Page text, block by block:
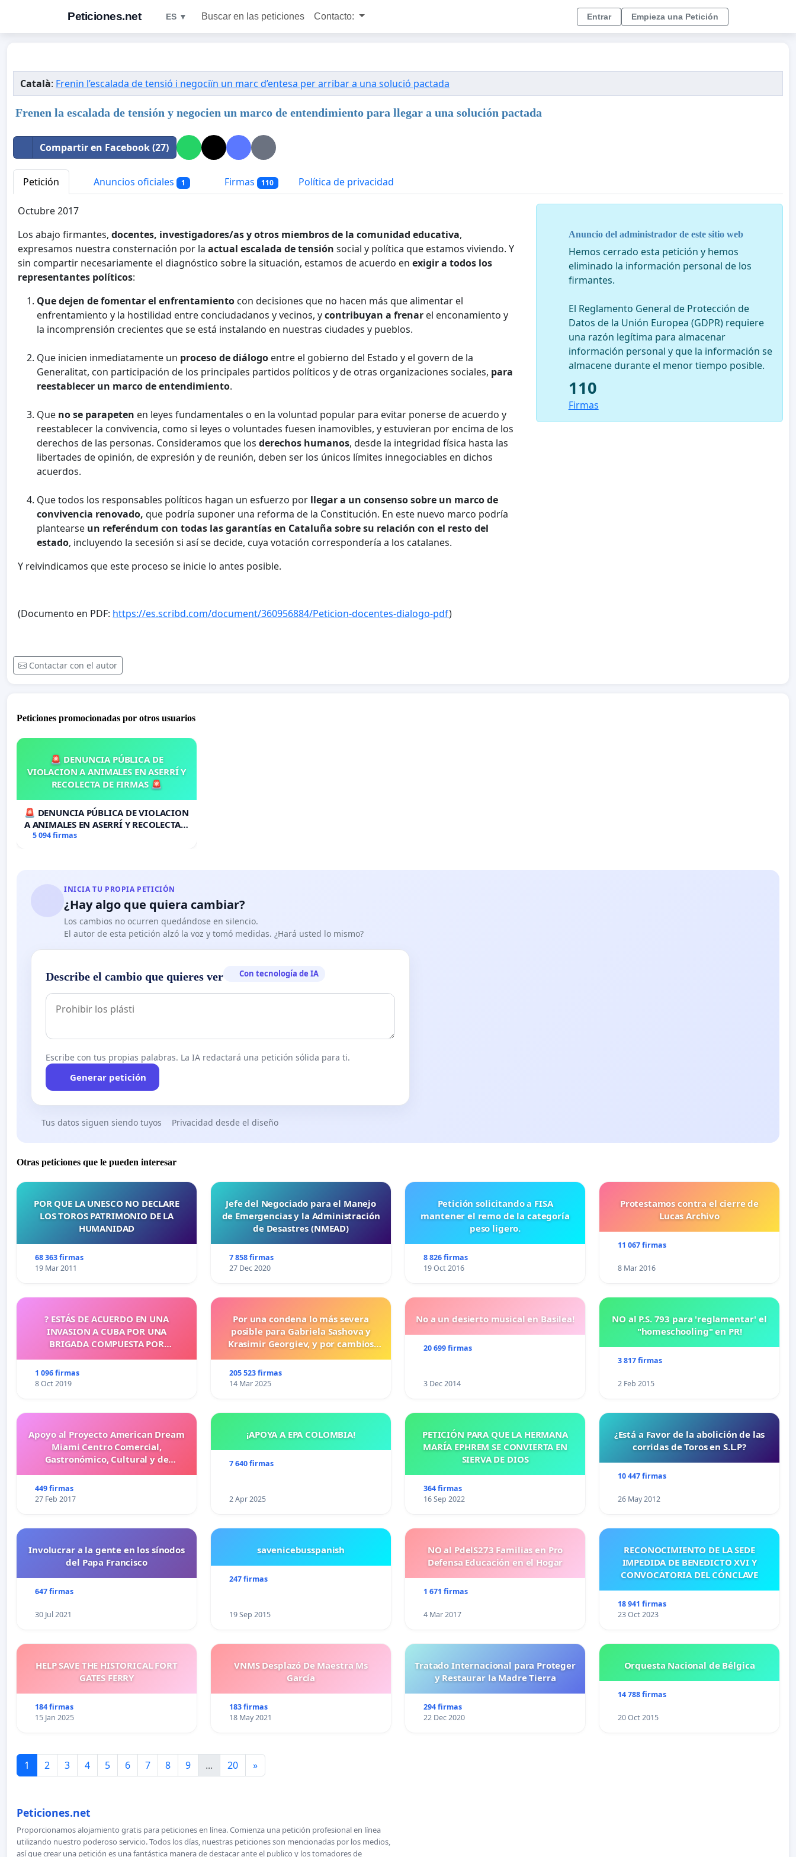
Peticiones.net ES ▼ Buscar en las peticiones Contacto: Entrar Empieza una Petición
Català: Frenin l’escalada de tensió i negociïn un marc d’entesa per arribar a una solució pactada
Frenen la escalada de tensión y negocien un marco de entendimiento para llegar a una solución pactada
Compartir en Facebook (27)
Petición Anuncios oficiales 1 Firmas 110 Política de privacidad
Octubre 2017
Los abajo firmantes, docentes, investigadores/as y otros miembros de la comunidad educativa,
expresamos nuestra consternación por la actual escalada de tensión social y política que estamos viviendo. Y
sin compartir necesariamente el diagnóstico sobre la situación, estamos de acuerdo en exigir a todos los
representantes políticos:
Que dejen de fomentar el enfrentamiento con decisiones que no hacen más que alimentar el
enfrentamiento y la hostilidad entre conciudadanos y vecinos, ycontribuyan a frenar el enconamiento y
la incomprensión crecientes que se está instalando en nuestras ciudades y pueblos.
Que inicien inmediatamente un proceso dediálogo entre el gobierno del Estado y el govern de la
Generalitat, con participación de los principales partidos políticos y de otras organizaciones sociales, para
reestablecer un marco de entendimiento.
Que no se parapeten en leyes fundamentales o en la voluntad popular para evitar ponerse de acuerdo y
reestablecer la convivencia, como si leyes o voluntades fuesen inamovibles, y estuvieran por encima de los
derechos de las personas. Consideramos que los derechos humanos, desde la integridad física hasta las
libertades de opinión, de expresión y de reunión, deben ser los únicos límites innegociables en dichos
acuerdos.
Que todos los responsables políticos hagan un esfuerzo por llegar a un consenso sobre un marco de
convivencia renovado, que podría suponer una reforma de la Constitución. En este nuevo marco podría
plantearse un referéndum con todas las garantías en Cataluña sobre su relación con el resto del
estado, incluyendo la secesión si así se decide, cuya votación correspondería a los catalanes.
Y reivindicamos que este proceso se inicie lo antes posible.
(Documento en PDF: https://es.scribd.com/document/360956884/Peticion-docentes-dialogo-pdf)
Contactar con el autor
Anuncio del administrador de este sitio web
Hemos cerrado esta petición y hemos
eliminado la información personal de los
firmantes.
El Reglamento General de Protección de
Datos de la Unión Europea (GDPR) requiere
una razón legítima para almacenar
información personal y que la información se
almacene durante el menor tiempo posible.
110
Firmas
Peticiones promocionadas por otros usuarios
🚨 DENUNCIA PÚBLICA DE
VIOLACION A ANIMALES EN ASERRÍ Y
RECOLECTA DE FIRMAS 🚨
🚨 DENUNCIA PÚBLICA DE VIOLACION
A ANIMALES EN ASERRÍ Y RECOLECTA
DE FIRMAS 🚨
5 094 firmas
INICIA TU PROPIA PETICIÓN
¿Hay algo que quiera cambiar?
Los cambios no ocurren quedándose en silencio.
El autor de esta petición alzó la voz y tomó medidas. ¿Hará usted lo mismo?
Describe el cambio que quieres ver Con tecnología de IA
Escribe con tus propias palabras. La IA redactará una petición sólida para ti.
Generar petición
Tus datos siguen siendo tuyos Privacidad desde el diseño
Otras peticiones que le pueden interesar
POR QUE LA UNESCO NO DECLARE
LOS TOROS PATRIMONIO DE LA
HUMANIDAD
68 363 firmas
19 Mar 2011
Jefe del Negociado para el Manejo
de Emergencias y la Administración
de Desastres (NMEAD)
7 858 firmas
27 Dec 2020
Petición solicitando a FISA
mantener el remo de la categoría
peso ligero.
8 826 firmas
19 Oct 2016
Protestamos contra el cierre de
Lucas Archivo
11 067 firmas
8 Mar 2016
? ESTÁS DE ACUERDO EN UNA
INVASION A CUBA POR UNA
BRIGADA COMPUESTA POR
1 096 firmas
8 Oct 2019
Por una condena lo más severa
posible para Gabriela Sashova y
Krasimir Georgiev, y por cambios
más duras para los crímenes
cometidos contra los animales.
205 523 firmas
14 Mar 2025
No a un desierto musical en Basilea!
20 699 firmas
3 Dec 2014
NO al P.S. 793 para 'reglamentar' el
"homeschooling" en PR!
3 817 firmas
2 Feb 2015
Apoyo al Proyecto American Dream
Miami Centro Comercial,
Gastronómico, Cultural y de
449 firmas
27 Feb 2017
¡APOYA A EPA COLOMBIA!
7 640 firmas
2 Apr 2025
PETICIÓN PARA QUE LA HERMANA
MARÍA EPHREM SE CONVIERTA EN
SIERVA DE DIOS
364 firmas
16 Sep 2022
¿Está a Favor de la abolición de las
corridas de Toros en S.L.P?
10 447 firmas
26 May 2012
Involucrar a la gente en los sínodos
del Papa Francisco
647 firmas
30 Jul 2021
savenicebusspanish
247 firmas
19 Sep 2015
NO al PdelS273 Familias en Pro
Defensa Educación en el Hogar
1 671 firmas
4 Mar 2017
RECONOCIMIENTO DE LA SEDE
IMPEDIDA DE BENEDICTO XVI Y
CONVOCATORIA DEL CÓNCLAVE
18 941 firmas
23 Oct 2023
HELP SAVE THE HISTORICAL FORT
GATES FERRY
184 firmas
15 Jan 2025
VNMS Desplazó De Maestra Ms
García
183 firmas
18 May 2021
Tratado Internacional para Proteger
y Restaurar la Madre Tierra
294 firmas
22 Dec 2020
Orquesta Nacional de Bélgica
14 788 firmas
20 Oct 2015
1 2 3 4 5 6 7 8 9 ... 20 »
Peticiones.net
Proporcionamos alojamiento gratis para peticiones en línea. Comienza una petición profesional en línea
utilizando nuestro poderoso servicio. Todos los días, nuestras peticiones son mencionadas por los medios,
así que crear una petición es una fantástica manera de destacar ante el publico y los tomadores de